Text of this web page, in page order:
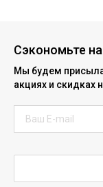
Сэкономьте
Мы будем
акциях и скидках